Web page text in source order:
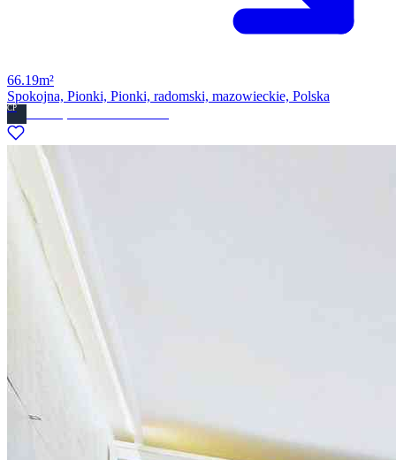
66.19m²
Spokojna, Pionki, Pionki, radomski, mazowieckie, Polska
CP